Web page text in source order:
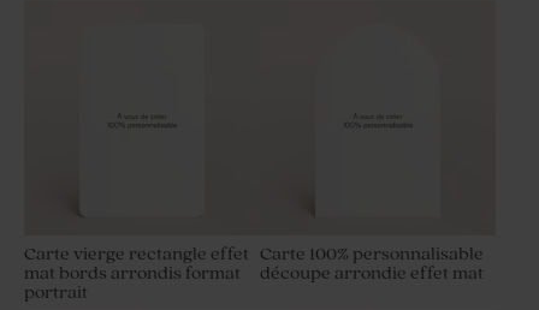
Carte vierge rectangle effet
mat bords arrondis format
portrait
Carte 100% personnalisable
découpe arrondie effet mat